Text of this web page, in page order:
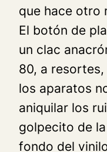
que hace otro
El botón de
un clac
80, a
los aparatos
aniquilar los
golpecito de
fondo del